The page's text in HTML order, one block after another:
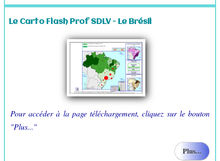
Le Carto Flash Prof SDLV - Le Brésil
Pour accéder à la page téléchargement, cliquez sur le bouton
"Plus..."
Plus...